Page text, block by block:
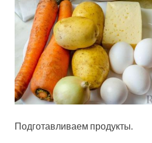
Подготавливаем продукты.